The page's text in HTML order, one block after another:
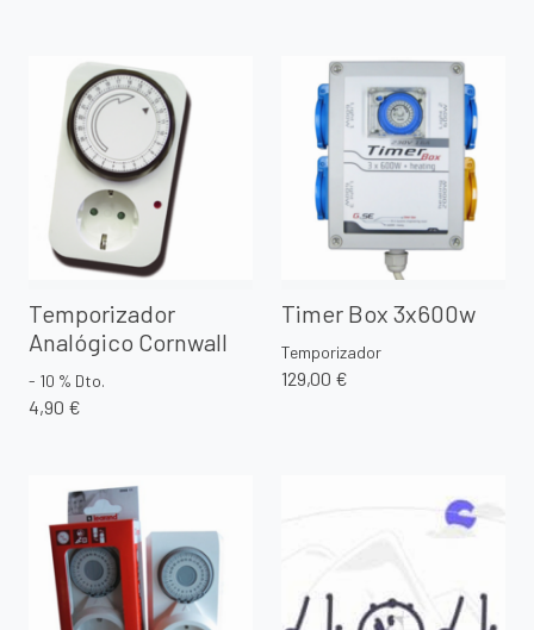
Temporizador
Analógico Cornwall
- 10 % Dto.
4,90 €
Timer Box 3x600w
Temporizador
129,00 €